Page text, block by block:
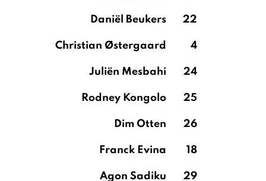
Daniël Beukers 22
Christian Østergaard 4
Juliën Mesbahi 24
Rodney Kongolo 25
Dim Otten 26
Franck Evina 18
Agon Sadiku 29